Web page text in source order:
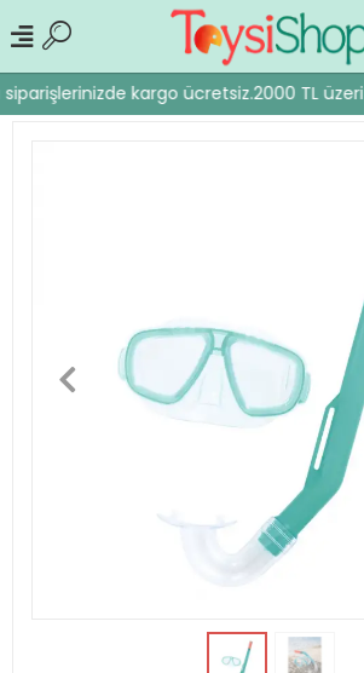
kargo ücretsiz.2000 TL